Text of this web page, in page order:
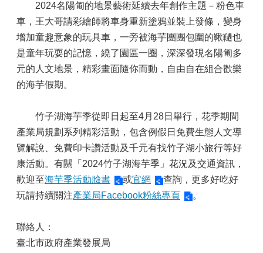
2024名陽匍的地景藝術延續去年創作主題－粉色車
車，王大哥請彩繪師將車身重新塗鴉並裝上發條，變身
增加童趣意象的玩具車，一旁被海芋團團包圍的鞦韆也
是童年玩耍的記憶，繞了園區一圈，深深發現名陽匍多
元的人文地景，精彩畫面隨你而動，自由自在組合歡樂
的海芋假期。
竹子湖海芋季從即日起至4月28日舉行，花季期間
產業局規劃系列精彩活動，包含例假日免費生態人文導
覽解說、免費印卡讚活動及千元有找竹子湖小旅行等好
康活動。有關「2024竹子湖海芋季」花況及交通資訊，
歡迎至海芋季活動臉書 或官網
查詢，更多好吃好
玩請持續關注產業局Facebook粉絲專頁 。
聯絡人：
臺北市政府產業發展局